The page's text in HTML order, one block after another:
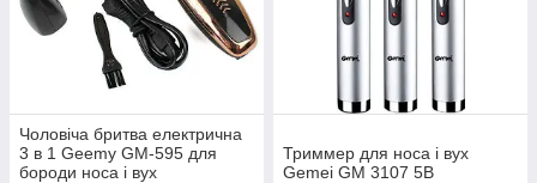
Чоловіча бритва електрична
3 в 1 Geemy GM-595 для
бороди носа і вух
Триммер для носа і вух
Gemei GM 3107 5B